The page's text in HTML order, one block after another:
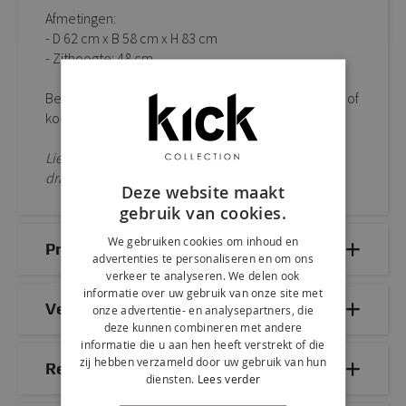
Afmetingen:
- D 62 cm x B 58 cm x H 83 cm
- Zithoogte: 48 cm
Bestel KICK eetkamerstoel ARDA eenvoudig online of
kom proefzitten in onze sfeervolle showroom!
Liever deze stoel met draaifunctie? Ga dan voor
draaistoel MATT
Productdetails
Veelgestelde vragen
Reviews
Deze website maakt
gebruik van cookies.
We gebruiken cookies om inhoud en
advertenties te personaliseren en om ons
verkeer te analyseren. We delen ook
informatie over uw gebruik van onze site met
onze advertentie- en analysepartners, die
deze kunnen combineren met andere
informatie die u aan hen heeft verstrekt of die
zij hebben verzameld door uw gebruik van hun
diensten. Lees verder